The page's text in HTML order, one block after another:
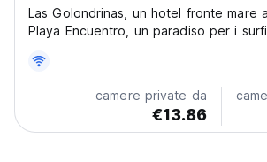
Las Golondrinas, un hotel fronte mare
Playa Encuentro, un paradiso per i
rilassata e sportiva. (Auto-translated
camere private da
€13.86